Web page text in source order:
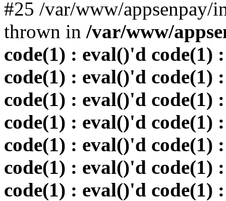
#25 /var/www/
thrown in /var/www/
code(1) : eval()'d code(1)
code(1) : eval()'d code(1)
code(1) : eval()'d code(1)
code(1) : eval()'d code(1)
code(1) : eval()'d code(1)
code(1) : eval()'d code(1)
code(1) : eval()'d code(1)